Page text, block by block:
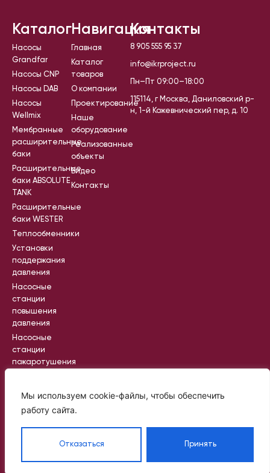
Мы используем cookie-файлы, чтобы обеспечить
работу сайта.
Отказаться Принять
Каталог
Насосы
Grandfar
Насосы CNP
Насосы DAB
Насосы
Wellmix
Мембранные
расширительные
баки
Расширительные
баки ABSOLUTE
TANK
Расширительные
баки WESTER
Теплообменники
Установки
поддержания
давления
Насосные
станции
повышения
давления
Насосные
станции
пожаротушения
станции
Навигация
Главная
Каталог
товаров
О компании
Проектирование
Наше
оборудование
Реализованные
объекты
Видео
Контакты
Контакты
8 905 555 95 37
info@ikrproject.ru
Пн–Пт 09:00–18:00
115114, г Москва, Даниловский р-
н, 1-й Кожевнический пер, д. 10
Вся информация на сайте носит